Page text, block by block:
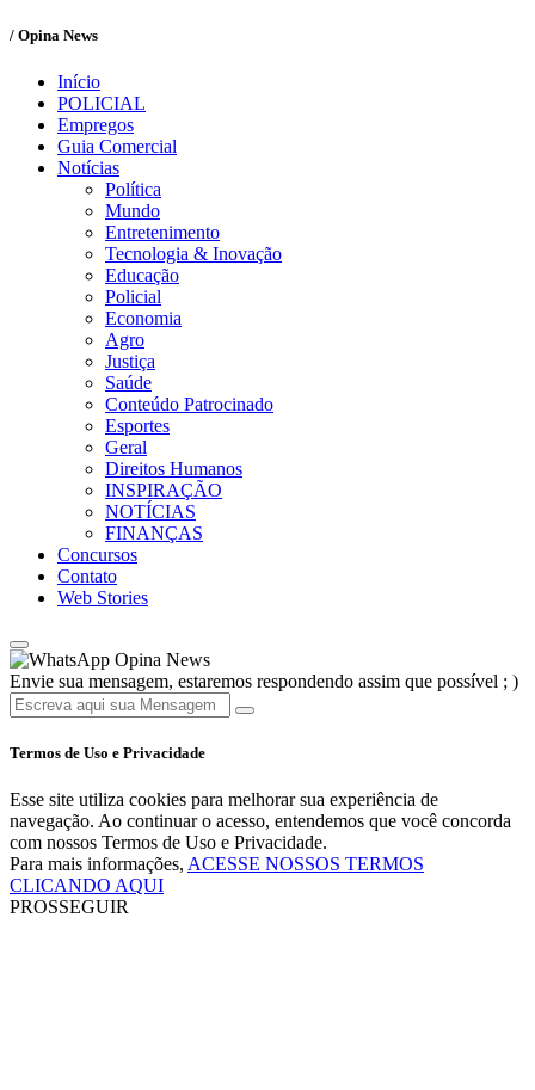
/ Opina News
Início
POLICIAL
Empregos
Guia Comercial
Notícias
Política
Mundo
Entretenimento
Tecnologia & Inovação
Educação
Policial
Economia
Agro
Justiça
Saúde
Conteúdo Patrocinado
Esportes
Geral
Direitos Humanos
INSPIRAÇÃO
NOTÍCIAS
FINANÇAS
Concursos
Contato
Web Stories
Opina News
Envie sua mensagem, estaremos respondendo assim que possível ; )
Termos de Uso e Privacidade
Esse site utiliza cookies para melhorar sua experiência de
navegação. Ao continuar o acesso, entendemos que você concorda
com nossos Termos de Uso e Privacidade.
Para mais informações, ACESSE NOSSOS TERMOS
CLICANDO AQUI
PROSSEGUIR